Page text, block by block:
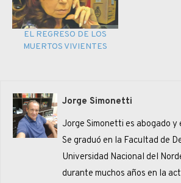
EL REGRESO DE LOS
MUERTOS VIVIENTES
Jorge Simonetti
Jorge Simonetti es abogado
Se graduó en la Facultad de
Universidad Nacional del
durante muchos años en la